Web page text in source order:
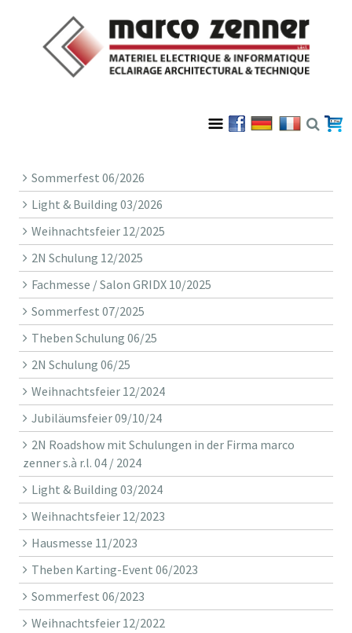
Sommerfest 06/2026
Light & Building 03/2026
Weihnachtsfeier 12/2025
2N Schulung 12/2025
Fachmesse / Salon GRIDX 10/2025
Sommerfest 07/2025
Theben Schulung 06/25
2N Schulung 06/25
Weihnachtsfeier 12/2024
Jubiläumsfeier 09/10/24
2N Roadshow mit Schulungen in der Firma marco
zenner s.à r.l. 04 / 2024
Light & Building 03/2024
Weihnachtsfeier 12/2023
Hausmesse 11/2023
Theben Karting-Event 06/2023
Sommerfest 06/2023
Weihnachtsfeier 12/2022